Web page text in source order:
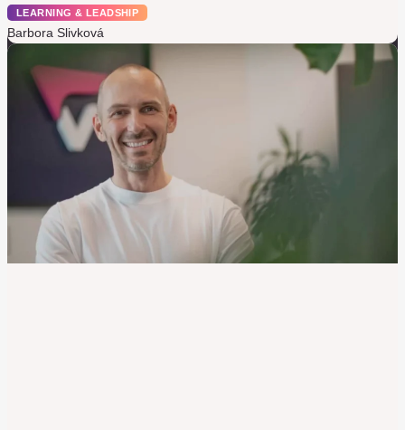
LEARNING & LEADSHIP
Barbora Slivková